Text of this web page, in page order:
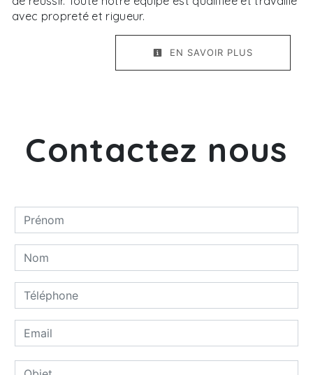
avec propreté et rigueur.
EN SAVOIR PLUS
Contactez nous